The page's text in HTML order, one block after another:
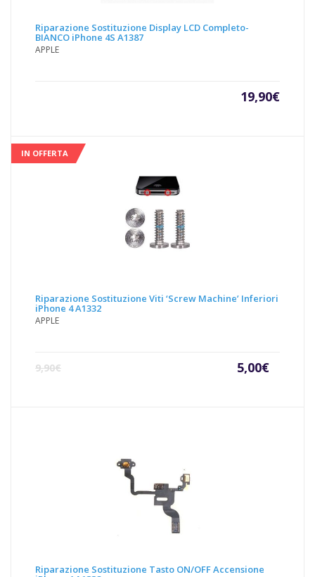
Riparazione Sostituzione Display LCD Completo-
BIANCO iPhone 4S A1387
APPLE
19,90€
IN OFFERTA
Riparazione Sostituzione Viti ‘Screw Machine’ Inferiori
iPhone 4 A1332
APPLE
9,90€ 5,00€
Il
Riparazione Sostituzione Tasto ON/OFF Accensione